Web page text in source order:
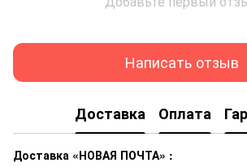
Написать отзыв
Доставка Оплата
Доставка «НОВАЯ ПОЧТА» :